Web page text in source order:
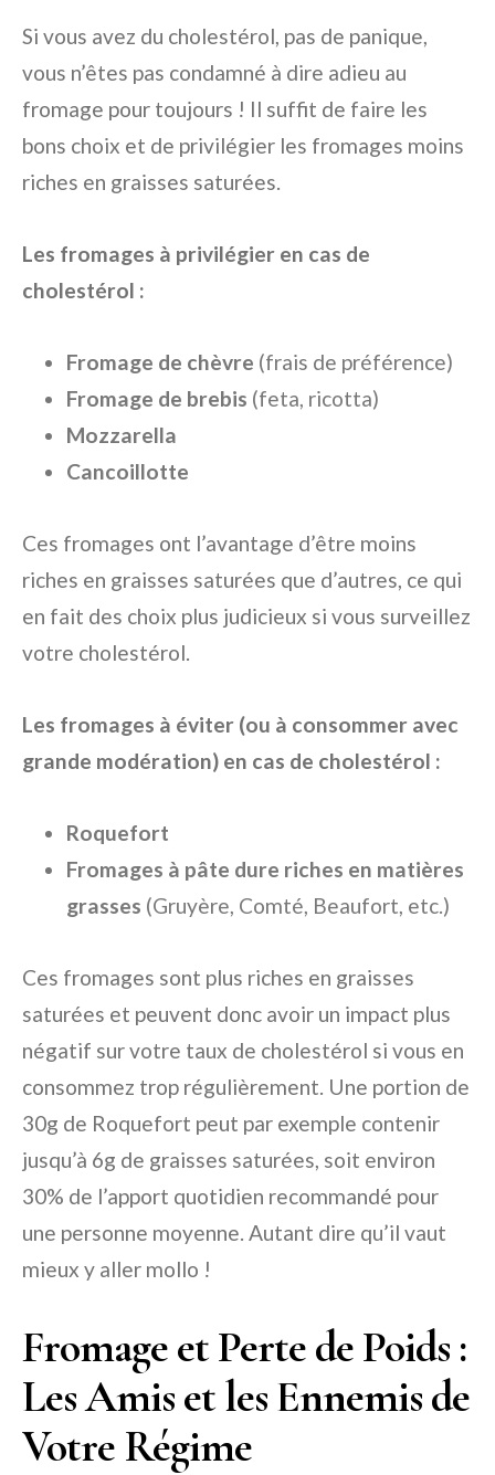
Si vous avez du cholestérol, pas de panique,
vous n’êtes pas condamné à dire adieu au
fromage pour toujours ! Il suffit de faire les
bons choix et de privilégier les fromages moins
riches en graisses saturées.
Les fromages à privilégier en cas de
cholestérol :
Fromage de chèvre (frais de préférence)
Fromage de brebis (feta, ricotta)
Mozzarella
Cancoillotte
Ces fromages ont l’avantage d’être moins
riches en graisses saturées que d’autres, ce qui
en fait des choix plus judicieux si vous surveillez
votre cholestérol.
Les fromages à éviter (ou à consommer avec
grande modération) en cas de cholestérol :
Roquefort
Fromages à pâte dure riches en matières
grasses (Gruyère, Comté, Beaufort, etc.)
Ces fromages sont plus riches en graisses
saturées et peuvent donc avoir un impact plus
négatif sur votre taux de cholestérol si vous en
consommez trop régulièrement. Une portion de
30g de Roquefort peut par exemple contenir
jusqu’à 6g de graisses saturées, soit environ
30% de l’apport quotidien recommandé pour
une personne moyenne. Autant dire qu’il vaut
mieux y aller mollo !
Fromage et Perte de Poids :
Les Amis et les Ennemis de
Votre Régime